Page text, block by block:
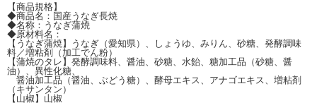
【商品規格】
◆商品名：国産うなぎ長焼
◆名称：うなぎ蒲焼
◆原材料名：
【うなぎ蒲焼】うなぎ（愛知県）、しょうゆ、みりん、砂糖、発酵調味
料／増粘剤（加工でん粉）
【蒲焼のタレ】発酵調味料、醤油、砂糖、水飴、糖加工品（砂糖、醤
油）、異性化糖、
醤油加工品（醤油、ぶどう糖）、酵母エキス、アナゴエキス、増粘剤
（キサンタン）
【山椒】山椒